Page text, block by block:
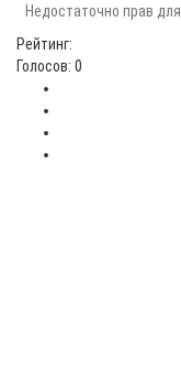
Недостаточно прав
Рейтинг:
Голосов: 0